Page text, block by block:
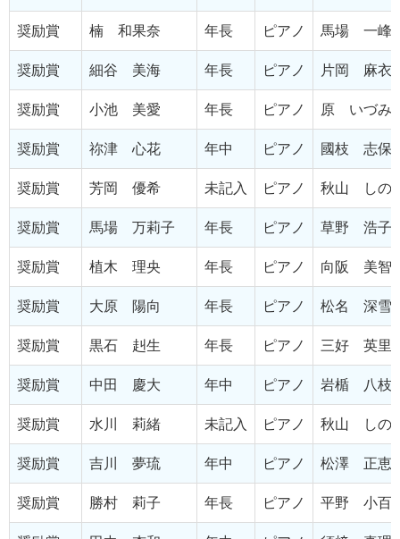
奨励賞 楠 和果奈 年長 ピアノ 馬場 一峰
奨励賞 細谷 美海 年長 ピアノ 片岡 麻衣
奨励賞 小池 美愛 年長 ピアノ 原 いづみ
奨励賞 祢津 心花 年中 ピアノ 國枝 志保
奨励賞 芳岡 優希 未記入 ピアノ 秋山 しの
奨励賞 馬場 万莉子 年長 ピアノ 草野 浩子
奨励賞 植木 理央 年長 ピアノ 向阪 美智
奨励賞 大原 陽向 年長 ピアノ 松名 深雪
奨励賞 黒石 赳生 年長 ピアノ 三好 英里
奨励賞 中田 慶大 年中 ピアノ 岩楯 八枝
奨励賞 水川 莉緒 未記入 ピアノ 秋山 しの
奨励賞 吉川 夢琉 年中 ピアノ 松澤 正恵
奨励賞 勝村 莉子 年長 ピアノ 平野 小百